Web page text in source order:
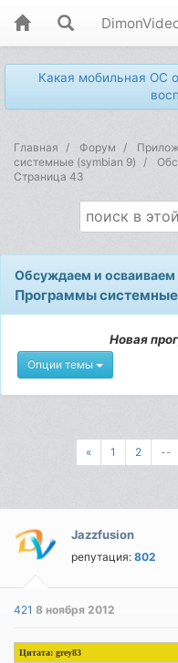
Какая мобильная ОС
Главная Форум
системные (symbian 9)
Страница 43
Обсуждаем и
Программы
Новая
Опции темы
« 1 2 --
Jazzfusion
репутация:802
4218 ноября 2012
Цитата: grey83